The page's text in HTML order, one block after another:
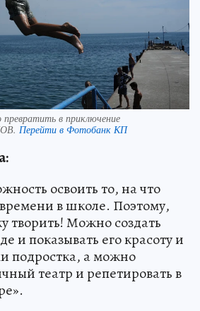
в приключение
Перейти в Фотобанк КП
освоить то, на что
времени в школе. Поэтому,
творить! Можно создать
и показывать его красоту и
подростка, а можно
театр и репетировать в